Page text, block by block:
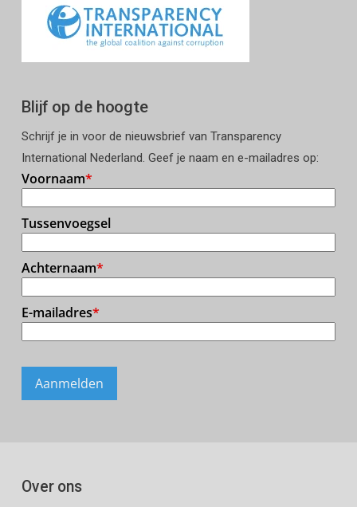
Blijf op de hoogte
Schrijf je in voor de nieuwsbrief van Transparency
International Nederland. Geef je naam en e-mailadres op:
Over ons